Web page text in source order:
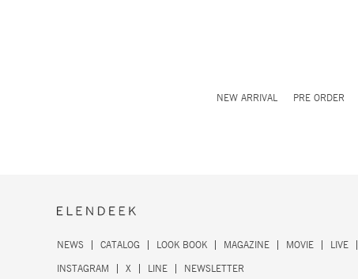
NEW ARRIVAL
PRE ORDER
NEWS CATALOG LOOK BOOK MAGAZINE MOVIE LIVE
INSTAGRAM X LINE NEWSLETTER